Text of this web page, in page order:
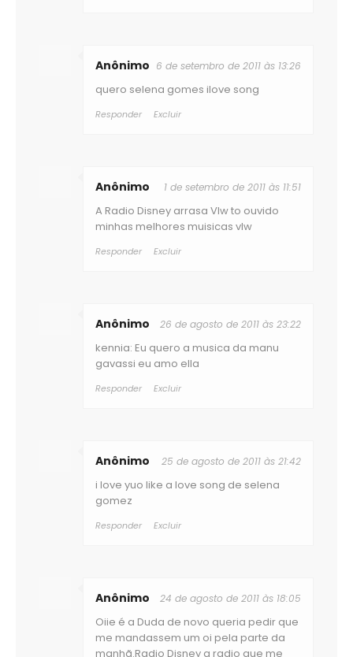
Anônimo 24 de agosto de 2011 às 18:05
Oiie é a Duda de novo queria pedir que
me mandassem um oi pela parte da
manhã.Radio Disney a radio que me
Anônimo 25 de agosto de 2011 às 21:42
i love yuo like a love song de selena
gomez
Responder Excluir
Anônimo 26 de agosto de 2011 às 23:22
kennia: Eu quero a musica da manu
gavassi eu amo ella
Responder Excluir
Anônimo 1 de setembro de 2011 às 11:51
A Radio Disney arrasa Vlw to ouvido
minhas melhores muisicas vlw
Responder Excluir
Anônimo 6 de setembro de 2011 às 13:26
quero selena gomes ilove song
Responder Excluir